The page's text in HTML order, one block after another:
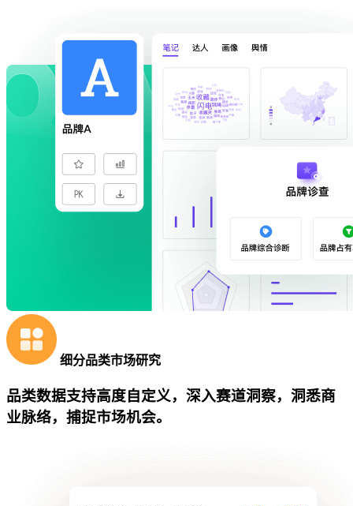
细分品类市场研究
品类数据支持高度自定义，深入赛道洞察，洞悉商
业脉络，捕捉市场机会。